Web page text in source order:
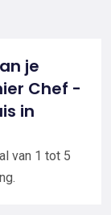
je
Chef -
in
van 1 tot 5